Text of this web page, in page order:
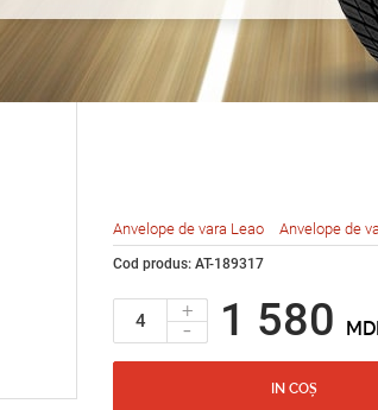
R19
Anvelope de vara Leao Anvelope de
Cod produs: AT-189317
+
- 1 580
IN COȘ